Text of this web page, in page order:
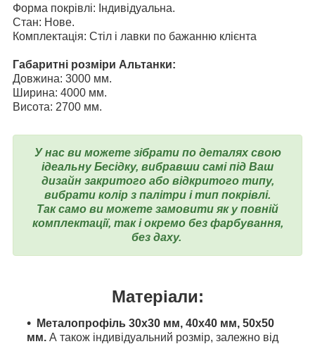
Форма покрівлі: Індивідуальна.
Стан: Нове.
Комплектація: Стіл і лавки по бажанню клієнта
Габаритні розміри Альтанки:
Довжина: 3000 мм.
Ширина: 4000 мм.
Висота: 2700 мм.
У нас ви можете зібрати по деталях свою
ідеальну Бесідку, вибравши самі під Ваш
дизайн закритого або відкритого типу,
вибрати колір з палітри і тип покрівлі.
Так само ви можете замовити як у повній
комплектації, так і окремо без фарбування,
без даху.
Матеріали:
Металопрофіль 30х30 мм, 40х40 мм, 50х50
мм. А також індивідуальний розмір, залежно від